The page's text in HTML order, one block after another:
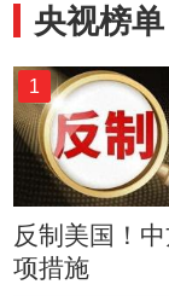
央视榜单
1
反制美国！
项措施